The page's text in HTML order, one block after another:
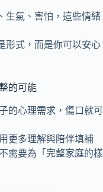
生氣、害怕，這些情緒
形式，而是你可以安心
的可能
的心理需求，傷口就可
更多理解與陪伴填補
需要為「完整家庭的樣